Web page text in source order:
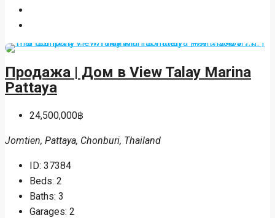
Продажа | Дом в View Talay Marina
Pattaya
24,500,000฿
Jomtien, Pattaya, Chonburi, Thailand
ID: 37384
Beds: 2
Baths: 3
Garages: 2